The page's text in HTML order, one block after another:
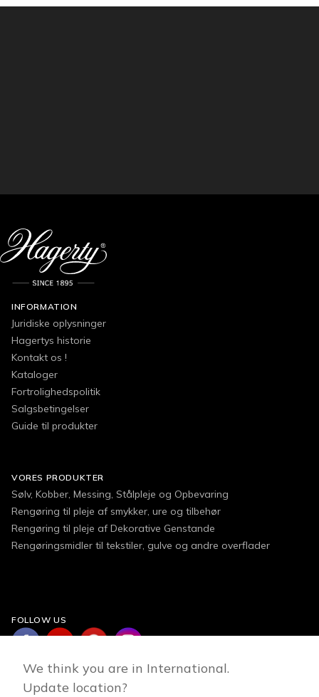
INFORMATION
Juridiske oplysninger
Hagertys historie
Kontakt os !
Kataloger
Fortrolighedspolitik
Salgsbetingelser
Guide til produkter
VORES PRODUKTER
Sølv, Kobber, Messing, Stålpleje og Opbevaring
Rengøring til pleje af smykker, ure og tilbehør
Rengøring til pleje af Dekorative Genstande
Rengøringsmidler til tekstiler, gulve og andre overflader
FOLLOW US
We think you are in International.
Update location?